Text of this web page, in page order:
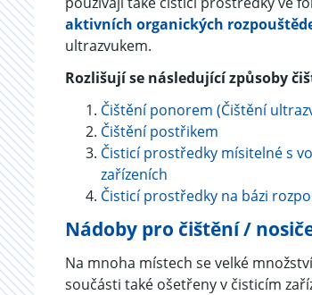
aktivních organických
ultrazvukem.
Rozlišují se následující způsoby
Čištění ponorem (Čištění
Čištění postřikem
Čisticí prostředky mísitelné s
zařízeních
Čisticí prostředky na bázi
Nádoby pro čištění /
Na mnoha místech se velké
součásti také ošetřeny v čisticím